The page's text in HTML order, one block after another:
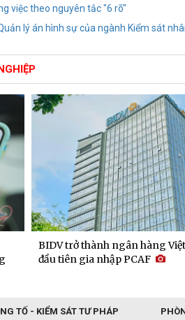
việc theo nguyên tắc "6 rõ"
lý án hình sự của ngành Kiểm sát
BIDV trở thành ngân hàng
đầu tiên gia nhập PCAF
TỐ - KIỂM SÁT TƯ PHÁP